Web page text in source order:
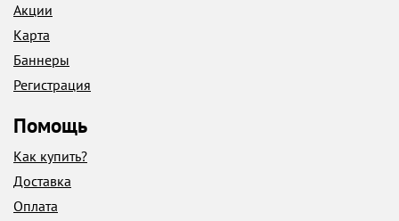
Акции
Карта
Баннеры
Регистрация
Помощь
Как купить?
Доставка
Оплата